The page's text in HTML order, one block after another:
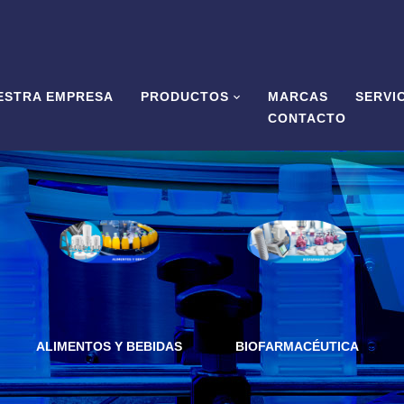
EMPRESA PRODUCTOS MARCAS
CONTACTO
ALIMENTOS Y BEBIDAS BIOFARMACÉUTICA